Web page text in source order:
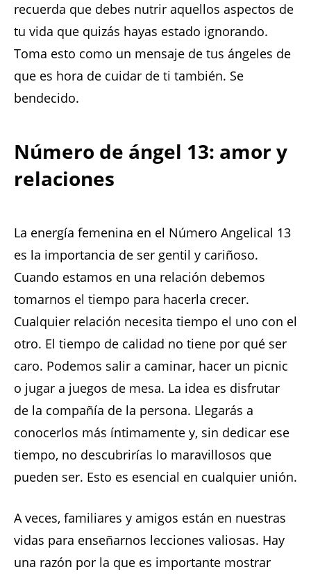
recuerda que debes nutrir aquellos aspectos de
tu vida que quizás hayas estado ignorando.
Toma esto como un mensaje de tus ángeles de
que es hora de cuidar de ti también. Se
bendecido.
Número de ángel 13: amor y
relaciones
La energía femenina en el Número Angelical 13
es la importancia de ser gentil y cariñoso.
Cuando estamos en una relación debemos
tomarnos el tiempo para hacerla crecer.
Cualquier relación necesita tiempo el uno con el
otro. El tiempo de calidad no tiene por qué ser
caro. Podemos salir a caminar, hacer un picnic
o jugar a juegos de mesa. La idea es disfrutar
de la compañía de la persona. Llegarás a
conocerlos más íntimamente y, sin dedicar ese
tiempo, no descubrirías lo maravillosos que
pueden ser. Esto es esencial en cualquier unión.
A veces, familiares y amigos están en nuestras
vidas para enseñarnos lecciones valiosas. Hay
una razón por la que es importante mostrar